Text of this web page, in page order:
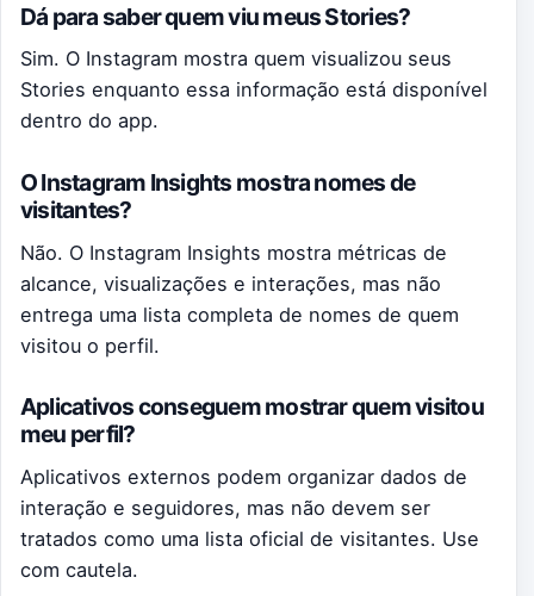
Dá para saber quem viu meus Stories?
Sim. O Instagram mostra quem visualizou seus
Stories enquanto essa informação está disponível
dentro do app.
O Instagram Insights mostra nomes de
visitantes?
Não. O Instagram Insights mostra métricas de
alcance, visualizações e interações, mas não
entrega uma lista completa de nomes de quem
visitou o perfil.
Aplicativos conseguem mostrar quem visitou
meu perfil?
Aplicativos externos podem organizar dados de
interação e seguidores, mas não devem ser
tratados como uma lista oficial de visitantes. Use
com cautela.